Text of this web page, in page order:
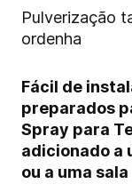
Pulverização
ordenha
Fácil de
preparados
Spray para
adicionado a
ou a uma